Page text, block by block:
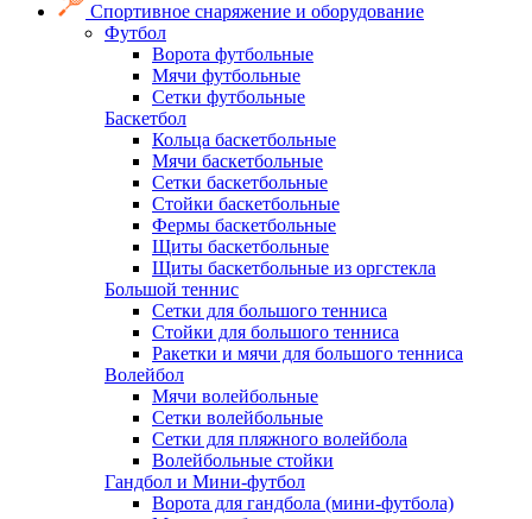
Спортивное снаряжение и оборудование
Футбол
Ворота футбольные
Мячи футбольные
Сетки футбольные
Баскетбол
Кольца баскетбольные
Мячи баскетбольные
Сетки баскетбольные
Стойки баскетбольные
Фермы баскетбольные
Щиты баскетбольные
Щиты баскетбольные из оргстекла
Большой теннис
Сетки для большого тенниса
Стойки для большого тенниса
Ракетки и мячи для большого тенниса
Волейбол
Мячи волейбольные
Сетки волейбольные
Сетки для пляжного волейбола
Волейбольные стойки
Гандбол и Мини-футбол
Ворота для гандбола (мини-футбола)